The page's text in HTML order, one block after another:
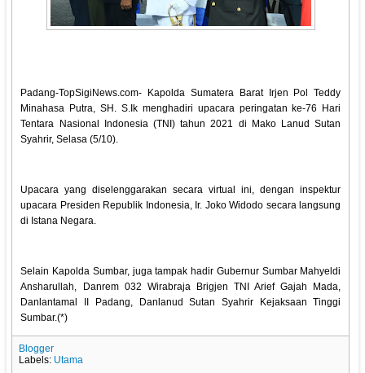
Padang-TopSigiNews.com- Kapolda Sumatera Barat Irjen Pol Teddy
Minahasa Putra, SH. S.Ik menghadiri upacara peringatan ke-76 Hari
Tentara Nasional Indonesia (TNI) tahun 2021 di Mako Lanud Sutan
Syahrir, Selasa (5/10).
Upacara yang diselenggarakan secara virtual ini, dengan inspektur
upacara Presiden Republik Indonesia, Ir. Joko Widodo secara langsung
di Istana Negara.
Selain Kapolda Sumbar, juga tampak hadir Gubernur Sumbar Mahyeldi
Ansharullah, Danrem 032 Wirabraja Brigjen TNI Arief Gajah Mada,
Danlantamal II Padang, Danlanud Sutan Syahrir Kejaksaan Tinggi
Sumbar.(*)
Blogger
Labels: Utama